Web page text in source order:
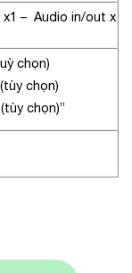
x1 – Audio in/out x
chọn)
chọn)
chọn)”
Đen/3 Fan)